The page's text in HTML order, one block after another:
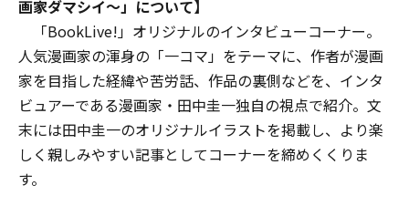
画家ダマシイ～」について】
「BookLive!」オリジナルのインタビューコーナー。
人気漫画家の渾身の「一コマ」をテーマに、作者が漫画
家を目指した経緯や苦労話、作品の裏側などを、インタ
ビュアーである漫画家・田中圭一独自の視点で紹介。文
末には田中圭一のオリジナルイラストを掲載し、より楽
しく親しみやすい記事としてコーナーを締めくくりま
す。